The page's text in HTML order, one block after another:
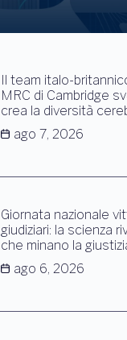
Il team italo-
MRC di Cambridge
crea la diversità
ago 7, 2026
Giornata nazionale
giudiziari: la scienza
che minano la
ago 6, 2026